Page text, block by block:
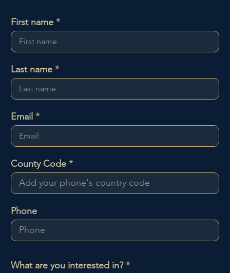
First name
Email
Last name
County Code
Phone
What are you interested in?*P